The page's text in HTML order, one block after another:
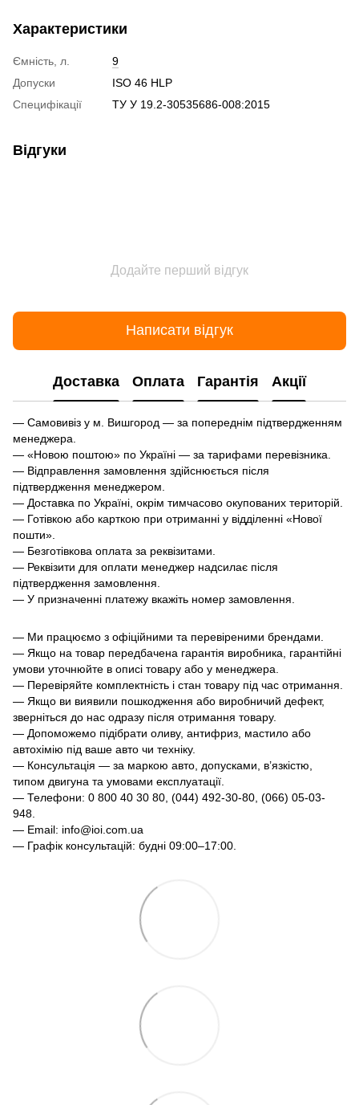
Характеристики
Ємність, л.
9
Допуски
ISO 46 НLP
Специфікації
ТУ У 19.2-30535686-008:2015
Відгуки
Додайте перший відгук
Написати відгук
Доставка Оплата Гарантія Акції
— Самовивіз у м. Вишгород — за попереднім підтвердженням
менеджера.
— «Новою поштою» по Україні — за тарифами перевізника.
— Відправлення замовлення здійснюється після
підтвердження менеджером.
— Доставка по Україні, окрім тимчасово окупованих територій.
— Готівкою або карткою при отриманні у відділенні «Нової
пошти».
— Безготівкова оплата за реквізитами.
— Реквізити для оплати менеджер надсилає після
підтвердження замовлення.
— У призначенні платежу вкажіть номер замовлення.
— Ми працюємо з офіційними та перевіреними брендами.
— Якщо на товар передбачена гарантія виробника, гарантійні
умови уточнюйте в описі товару або у менеджера.
— Перевіряйте комплектність і стан товару під час отримання.
— Якщо ви виявили пошкодження або виробничий дефект,
зверніться до нас одразу після отримання товару.
— Допоможемо підібрати оливу, антифриз, мастило або
автохімію під ваше авто чи техніку.
— Консультація — за маркою авто, допусками, в’язкістю,
типом двигуна та умовами експлуатації.
— Телефони: 0 800 40 30 80, (044) 492-30-80, (066) 05-03-
948.
— Email: info@ioi.com.ua
— Графік консультацій: будні 09:00–17:00.